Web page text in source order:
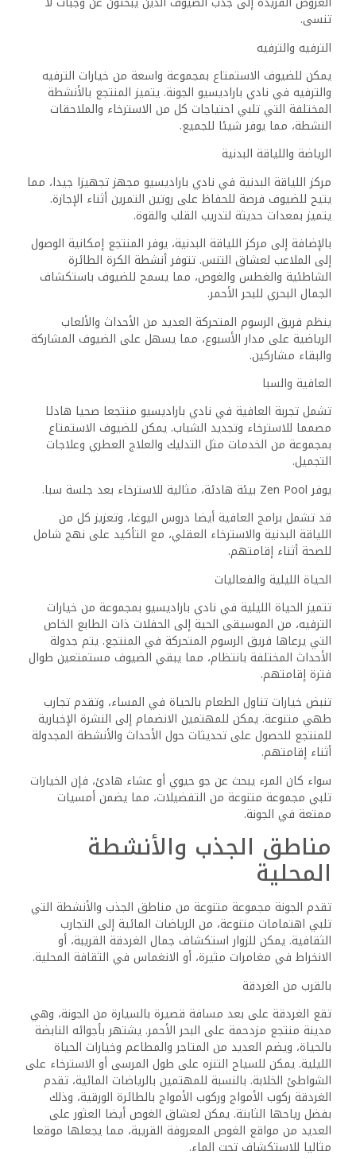
تنسى.
الترفيه والترفيه
يمكن للضيوف الاستمتاع بمجموعة واسعة من خيارات الترفيه
والترفيه في نادي باراديسيو الجونة. يتميز المنتجع بالأنشطة
المختلفة التي تلبي احتياجات كل من الاسترخاء والملاحقات
النشطة، مما يوفر شيئا للجميع.
الرياضة واللياقة البدنية
مركز اللياقة البدنية في نادي باراديسيو مجهز تجهيزا جيدا، مما
يتيح للضيوف فرصة للحفاظ على روتين التمرين أثناء الإجازة.
يتميز بمعدات حديثة لتدريب القلب والقوة.
بالإضافة إلى مركز اللياقة البدنية، يوفر المنتجع إمكانية الوصول
إلى الملاعب لعشاق التنس. تتوفر أنشطة الكرة الطائرة
الشاطئية والغطس والغوص، مما يسمح للضيوف باستكشاف
الجمال البحري للبحر الأحمر.
ينظم فريق الرسوم المتحركة العديد من الأحداث والألعاب
الرياضية على مدار الأسبوع، مما يسهل على الضيوف المشاركة
والبقاء مشاركين.
العافية والسبا
تشمل تجربة العافية في نادي باراديسيو منتجعا صحيا هادئا
مصمما للاسترخاء وتجديد الشباب. يمكن للضيوف الاستمتاع
بمجموعة من الخدمات مثل التدليك والعلاج العطري وعلاجات
التجميل.
يوفر Zen Pool بيئة هادئة، مثالية للاسترخاء بعد جلسة سبا.
قد تشمل برامج العافية أيضا دروس اليوغا، وتعزيز كل من
اللياقة البدنية والاسترخاء العقلي، مع التأكيد على نهج شامل
للصحة أثناء إقامتهم.
الحياة الليلية والفعاليات
تتميز الحياة الليلية في نادي باراديسيو بمجموعة من خيارات
الترفيه، من الموسيقى الحية إلى الحفلات ذات الطابع الخاص
التي يرعاها فريق الرسوم المتحركة في المنتجع. يتم جدولة
الأحداث المختلفة بانتظام، مما يبقي الضيوف مستمتعين طوال
فترة إقامتهم.
تنبض خيارات تناول الطعام بالحياة في المساء، وتقدم تجارب
طهي متنوعة. يمكن للمهتمين الانضمام إلى النشرة الإخبارية
للمنتجع للحصول على تحديثات حول الأحداث والأنشطة المجدولة
أثناء إقامتهم.
سواء كان المرء يبحث عن جو حيوي أو عشاء هادئ، فإن الخيارات
تلبي مجموعة متنوعة من التفضيلات، مما يضمن أمسيات
ممتعة في الجونة.
مناطق الجذب والأنشطة
المحلية
تقدم الجونة مجموعة متنوعة من مناطق الجذب والأنشطة التي
تلبي اهتمامات متنوعة، من الرياضات المائية إلى التجارب
الثقافية. يمكن للزوار استكشاف جمال الغردقة القريبة، أو
الانخراط في مغامرات مثيرة، أو الانغماس في الثقافة المحلية.
بالقرب من الغردقة
تقع الغردقة على بعد مسافة قصيرة بالسيارة من الجونة، وهي
مدينة منتجع مزدحمة على البحر الأحمر. يشتهر بأجوائه النابضة
بالحياة، ويضم العديد من المتاجر والمطاعم وخيارات الحياة
الليلية. يمكن للسياح التنزه على طول المرسى أو الاسترخاء على
الشواطئ الخلابة. بالنسبة للمهتمين بالرياضات المائية، تقدم
الغردقة ركوب الأمواج وركوب الأمواج بالطائرة الورقية، وذلك
بفضل رياحها الثابتة. يمكن لعشاق الغوص أيضا العثور على
العديد من مواقع الغوص المعروفة القريبة، مما يجعلها موقعا
مثاليا للاستكشاف تحت الماء.